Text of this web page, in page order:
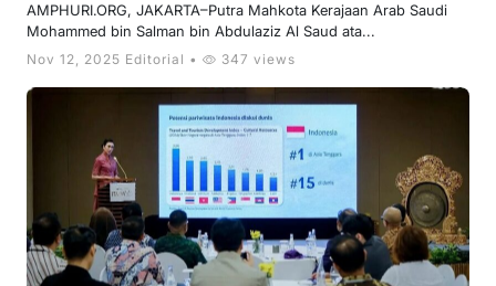
AMPHURI.ORG, JAKARTA–Putra Mahkota Kerajaan Arab Saudi
Mohammed bin Salman bin Abdulaziz Al Saud ata...
Nov 12, 2025 Editorial • 347 views